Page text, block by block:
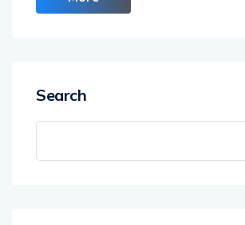
Search